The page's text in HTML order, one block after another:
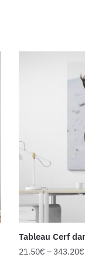
Tableau Cerf
21.50€ –343.20€